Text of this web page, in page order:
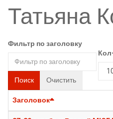
Татьяна
Фильтр по заголовку
Поиск Очистить
Заголовок